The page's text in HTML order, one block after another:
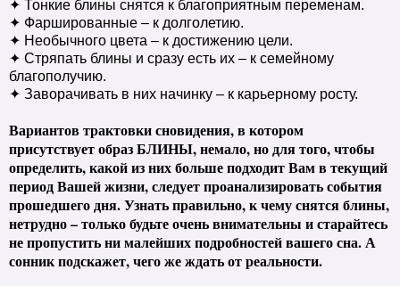
✦ Тонкие блины снятся к благоприятным переменам.
✦ Фаршированные – к долголетию.
✦ Необычного цвета – к достижению цели.
✦ Стряпать блины и сразу есть их – к семейному
благополучию.
✦ Заворачивать в них начинку – к карьерному росту.
Вариантов трактовки сновидения, в котором
присутствует образ БЛИНЫ, немало, но для того, чтобы
определить, какой из них больше подходит Вам в текущий
период Вашей жизни, следует проанализировать события
прошедшего дня. Узнать правильно, к чему снятся блины,
нетрудно – только будьте очень внимательны и старайтесь
не пропустить ни малейших подробностей вашего сна. А
сонник подскажет, чего же ждать от реальности.